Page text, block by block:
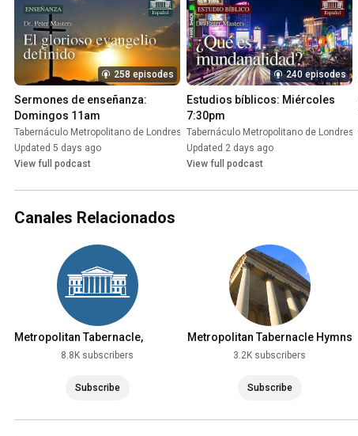
258 episodes
Sermones de enseñanza:
Domingos 11am
Tabernáculo Metropolitano de Londres • Podcast
Updated 5 days ago
View full podcast
240 episodes
Estudios bíblicos: Miércoles
7:30pm
Tabernáculo Metropolitano de Londres
Updated 2 days ago
View full podcast
Canales Relacionados
Metropolitan Tabernacle,
8.8K subscribers
Subscribe
Metropolitan Tabernacle Hymns
3.2K subscribers
Subscribe